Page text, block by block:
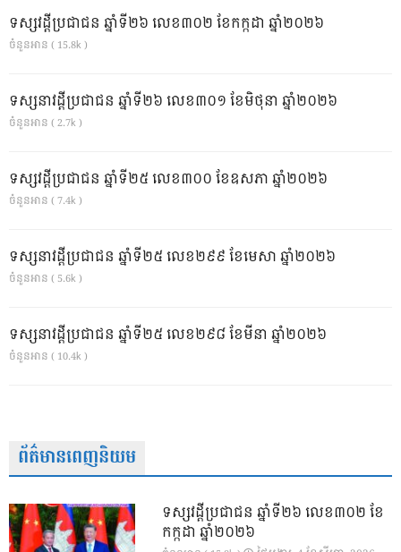
ទស្សវដ្តីប្រជាជន ឆ្នាំទី២៦ លេខ៣០២ ខែកក្កដា ឆ្នាំ២០២៦
ចំនួនអាន ( 15.8k )
ទស្សនាវដ្ដីប្រជាជន ឆ្នាំទី២៦ លេខ៣០១ ខែមិថុនា ឆ្នាំ២០២៦
ចំនួនអាន ( 2.7k )
ទស្សវដ្តីប្រជាជន ឆ្នាំទី២៥ លេខ៣០០ ខែឧសភា ឆ្នាំ២០២៦
ចំនួនអាន ( 7.4k )
ទស្សនាវដ្ដីប្រជាជន ឆ្នាំទី២៥ លេខ២៩៩ ខែមេសា ឆ្នាំ២០២៦
ចំនួនអាន ( 5.6k )
ទស្សនាវដ្ដីប្រជាជន ឆ្នាំទី២៥ លេខ២៩៨ ខែមីនា ឆ្នាំ២០២៦
ចំនួនអាន ( 10.4k )
ព័ត៌មានពេញនិយម
ទស្សវដ្តីប្រជាជន ឆ្នាំទី២៦ លេខ៣០២ ខែ
កក្កដា ឆ្នាំ២០២៦